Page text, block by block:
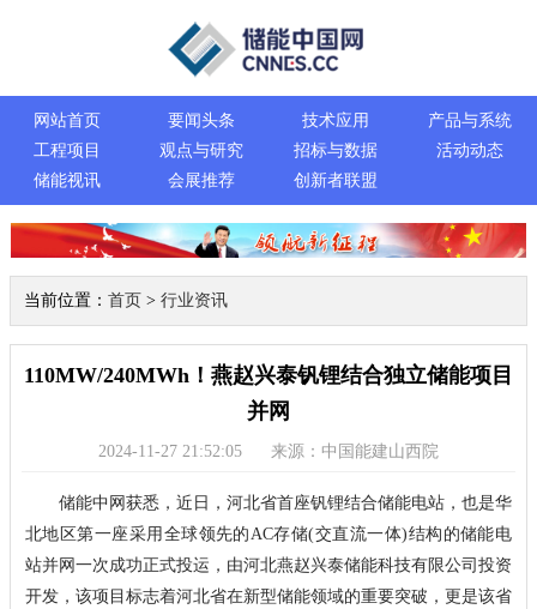
网站首页 要闻头条 技术应用
产品与系统
工程项目
观点与研究 招标与数据
活动动态
储能视讯
会展推荐 创新者联盟
当前位置： 首页> 行业资讯
110MW/240MWh！燕赵兴泰钒锂结合独立储能项目
并网
2024-11-27 21:52:05 来源：中国能建山西院
储能中网获悉，近日，河北省首座钒锂结合储能电站，也是华
北地区第一座采用全球领先的AC存储(交直流一体)结构的储能电
站并网一次成功正式投运，由河北燕赵兴泰储能科技有限公司投资
开发，该项目标志着河北省在新型储能领域的重要突破，更是该省